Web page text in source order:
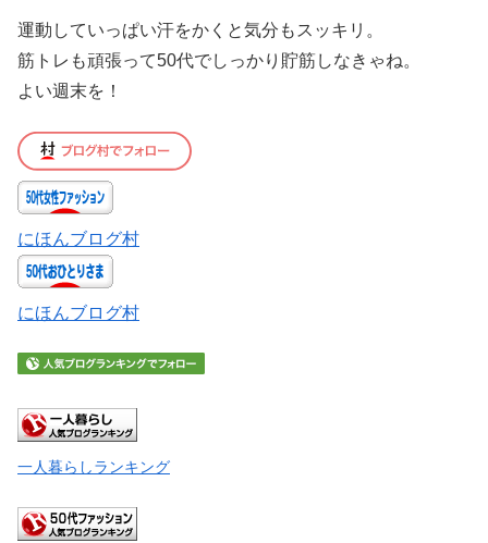
運動していっぱい汗をかくと気分もスッキリ。
筋トレも頑張って50代でしっかり貯筋しなきゃね。
よい週末を！
にほんブログ村
にほんブログ村
一人暮らしランキング